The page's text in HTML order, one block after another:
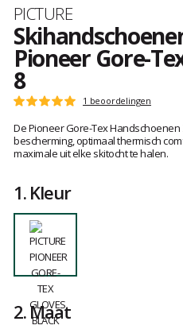
Merk
PICTURE
Pioneer Gore-
8
Referte
GT0189
Het
van
klanten
Score
:
5
op
1 beoordelingen
De Pioneer Gore-Tex
bescherming, optimaal thermisch
maximale uit elke skitocht te halen.
1.Kleur
2.Maat